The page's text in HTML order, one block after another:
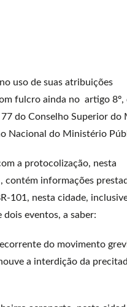
uso de suas atribuições
fulcro ainda no artigo 8º,
do Conselho Superior do
Nacional do Ministério
a protocolização, nesta
contém informações
101, nesta cidade,
eventos, a saber:
do movimento
a interdição da